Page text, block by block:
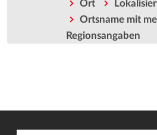
Ort
Ortsname mit
Regionsangaben